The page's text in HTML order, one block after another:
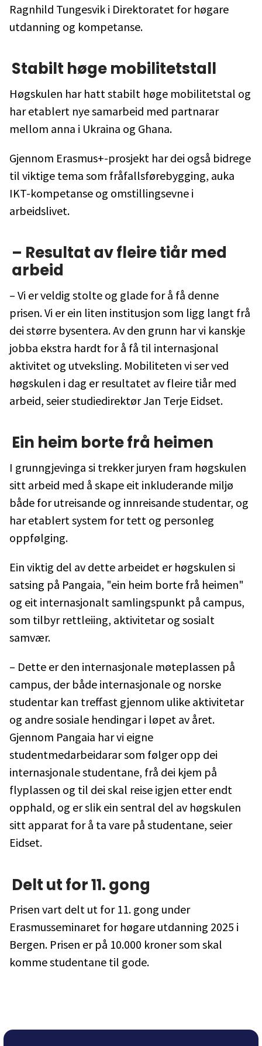
Ragnhild Tungesvik i Direktoratet for høgare
utdanning og kompetanse.
Stabilt høge mobilitetstall
Høgskulen har hatt stabilt høge mobilitetstal og
har etablert nye samarbeid med partnarar
mellom anna i Ukraina og Ghana.
Gjennom Erasmus+-prosjekt har dei også bidrege
til viktige tema som fråfallsførebygging, auka
IKT-kompetanse og omstillingsevne i
arbeidslivet.
– Resultat av fleire tiår med
arbeid
– Vi er veldig stolte og glade for å få denne
prisen. Vi er ein liten institusjon som ligg langt frå
dei større bysentera. Av den grunn har vi kanskje
jobba ekstra hardt for å få til internasjonal
aktivitet og utveksling. Mobiliteten vi ser ved
høgskulen i dag er resultatet av fleire tiår med
arbeid, seier studiedirektør Jan Terje Eidset.
Ein heim borte frå heimen
I grunngjevinga si trekker juryen fram høgskulen
sitt arbeid med å skape eit inkluderande miljø
både for utreisande og innreisande studentar, og
har etablert system for tett og personleg
oppfølging.
Ein viktig del av dette arbeidet er høgskulen si
satsing på Pangaia, "ein heim borte frå heimen"
og eit internasjonalt samlingspunkt på campus,
som tilbyr rettleiing, aktivitetar og sosialt
samvær.
– Dette er den internasjonale møteplassen på
campus, der både internasjonale og norske
studentar kan treffast gjennom ulike aktivitetar
og andre sosiale hendingar i løpet av året.
Gjennom Pangaia har vi eigne
studentmedarbeidarar som følger opp dei
internasjonale studentane, frå dei kjem på
flyplassen og til dei skal reise igjen etter endt
opphald, og er slik ein sentral del av høgskulen
sitt apparat for å ta vare på studentane, seier
Eidset.
Delt ut for 11. gong
Prisen vart delt ut for 11. gong under
Erasmusseminaret for høgare utdanning 2025 i
Bergen. Prisen er på 10.000 kroner som skal
komme studentane til gode.